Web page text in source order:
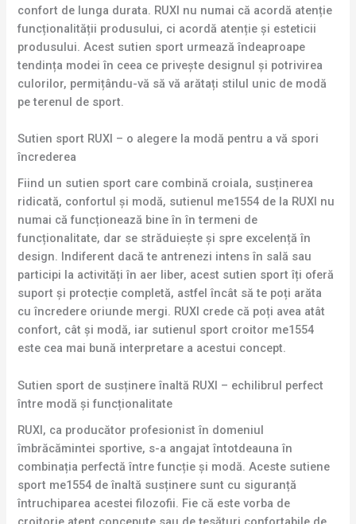
confort de lunga durata. RUXI nu numai că acordă atenție
funcționalității produsului, ci acordă atenție și esteticii
produsului. Acest sutien sport urmează îndeaproape
tendința modei în ceea ce privește designul și potrivirea
culorilor, permițându-vă să vă arătați stilul unic de modă
pe terenul de sport.
Sutien sport RUXI – o alegere la modă pentru a vă spori
încrederea
Fiind un sutien sport care combină croiala, susținerea
ridicată, confortul și modă, sutienul me1554 de la RUXI nu
numai că funcționează bine în în termeni de
funcționalitate, dar se străduiește și spre excelență în
design. Indiferent dacă te antrenezi intens în sală sau
participi la activități în aer liber, acest sutien sport îți oferă
suport și protecție completă, astfel încât să te poți arăta
cu încredere oriunde mergi. RUXI crede că poți avea atât
confort, cât și modă, iar sutienul sport croitor me1554
este cea mai bună interpretare a acestui concept.
Sutien sport de susținere înaltă RUXI – echilibrul perfect
între modă și funcționalitate
RUXI, ca producător profesionist în domeniul
îmbrăcămintei sportive, s-a angajat întotdeauna în
combinația perfectă între funcție și modă. Aceste sutiene
sport me1554 de înaltă susținere sunt cu siguranță
întruchiparea acestei filozofii. Fie că este vorba de